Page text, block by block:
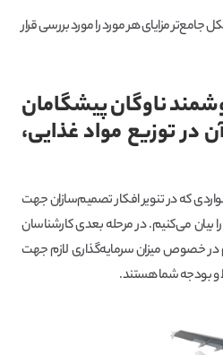
مزایای هر مورد را مورد بررسی قرار
ناوگان پیشگامان
در توزیع مواد غذایی،
که در تنویر افکار تصمیم‌سازان جهت
بیان می‌کنیم. در مرحله بعدی کارشناسان
در خصوص میزان سرمایه‌گذاری لازم جهت
و بودجه شما هستند.